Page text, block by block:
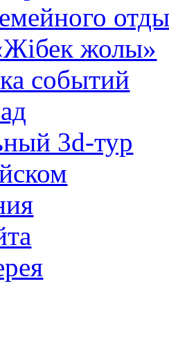
жолы»
событий
3d-тур